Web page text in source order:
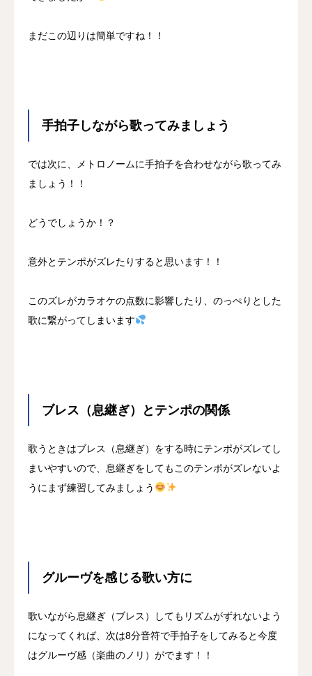
まだこの辺りは簡単ですね！！
手拍子しながら歌ってみましょう
では次に、メトロノームに手拍子を合わせながら歌ってみ
ましょう！！
どうでしょうか！？
意外とテンポがズレたりすると思います！！
このズレがカラオケの点数に影響したり、のっぺりとした
歌に繋がってしまいます
ブレス（息継ぎ）とテンポの関係
歌うときはブレス（息継ぎ）をする時にテンポがズレてし
まいやすいので、息継ぎをしてもこのテンポがズレないよ
うにまず練習してみましょう
グルーヴを感じる歌い方に
歌いながら息継ぎ（ブレス）してもリズムがずれないよう
になってくれば、次は8分音符で手拍子をしてみると今度
はグルーヴ感（楽曲のノリ）がでます！！